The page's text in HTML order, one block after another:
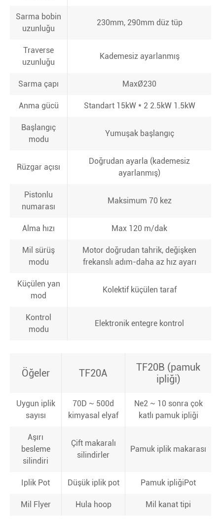
Sarma bobin
uzunluğu
230mm, 290mm düz tüp
Traverse
uzunluğu
Kademesiz ayarlanmış
Sarma çapı MaxØ230
Anma gücü Standart 15kW * 2 2.5kW 1.5kW
Başlangıç
modu
Yumuşak başlangıç
Rüzgar açısı
Doğrudan ayarla (kademesiz
ayarlanmış)
Pistonlu
numarası
Maksimum 70 kez
Alma hızı Max 120 m/dak
Mil sürüş
modu
Motor doğrudan tahrik, değişken
frekanslı adım-daha az hız ayarı
Küçülen yan
mod
Kolektif küçülen taraf
Kontrol
modu
Elektronik entegre kontrol
Öğeler TF20A
TF20B (pamuk
ipliği)
Uygun iplik
sayısı
70D ~ 500d
kimyasal elyaf
Ne2 ~ 10 sonra çok
katlı pamuk ipliği
Aşırı
besleme
silindiri
Çift makaralı
silindirler
Pamuk iplik makarası
Iplik Pot Düşük iplik pot Pamuk ipliğiPot
Mil Flyer Hula hoop Mil kanat tipi